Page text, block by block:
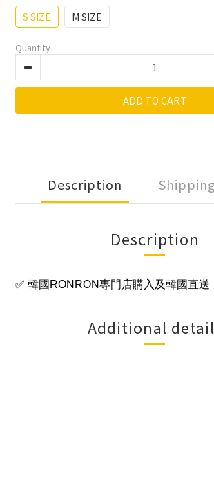
S SIZE M SIZE
Quantity
ADD TO CART
Description
Description
✅ 韓國RONRON專門店購入及韓國直送
Additional